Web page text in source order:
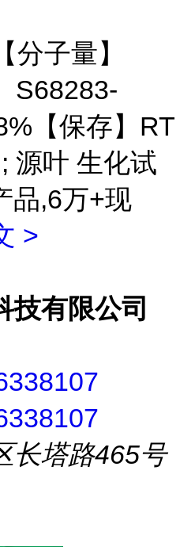
子量】
S68283-
【保存】RT
源叶 生化试
品,6万+现
>
技有限公司
长塔路465号